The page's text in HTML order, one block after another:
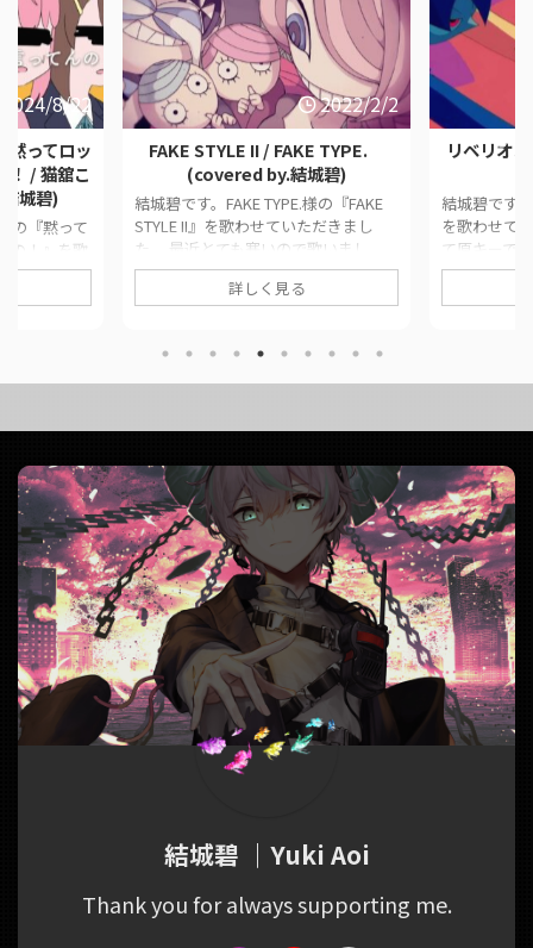
2024/8/22
黙ってロッ
！ / 猫舘こ
城碧)
の『黙って
の！』を歌
のページ
動画リン
/ 猫舘こた
stat
2022/2/2
FAKE STYLE II / FAKE TYPE.
(covered by.結城碧)
結城碧です。FAKE TYPE.様の『FAKE
STYLE II』を歌わせていただきまし
た。 最近とても寒いので歌いまし
た。 このページでは、に公開した歌
ってみた動画の情報や公式リンクをま
Vocal結城碧Mixはぐ様 ■ 動画リンク
FAKE STYLE II / FAKE TYPE. (covered
https://twitter.com/panda__aoi/stat
詳しく見る
リベリオ
結城碧です
を歌わせて
て原キーで
では、に公
結城碧)
us/
結城碧 ｜Yuki Aoi
Thank you for always supporting me.